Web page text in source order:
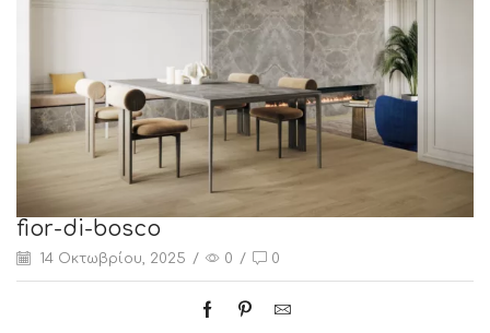
fior-di-bosco
14 Οκτωβρίου, 2025 / 0 / 0